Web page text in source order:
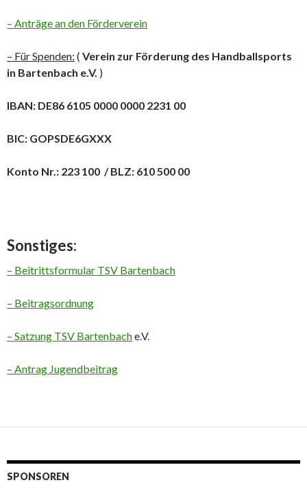
– Anträge an den Förderverein
– Für Spenden: ( Verein zur Förderung des Handballsports
in Bartenbach e.V. )
IBAN: DE86 6105 0000 0000 2231 00
BIC: GOPSDE6GXXX
Konto Nr.: 223 100 / BLZ: 610 500 00
Sonstiges:
– Beitrittsformular TSV Bartenbach
– Beitragsordnung
– Satzung TSV Bartenbache.V.
– Antrag Jugendbeitrag
SPONSOREN